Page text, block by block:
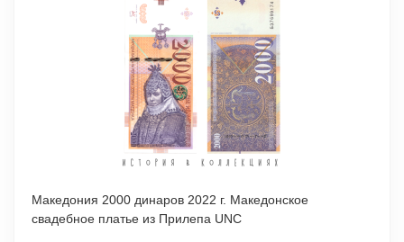
Македония 2000 динаров 2022 г. Македонское
свадебное платье из Прилепа UNC